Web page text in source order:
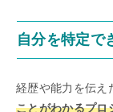
自分を特定で
経歴や能力を伝え
ことがわかるプロ